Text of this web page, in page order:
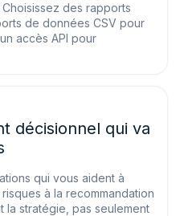
des rapports
de données CSV pour
accès API pour
décisionnel qui va
qui vous aident à
à la recommandation
la stratégie, pas seulement